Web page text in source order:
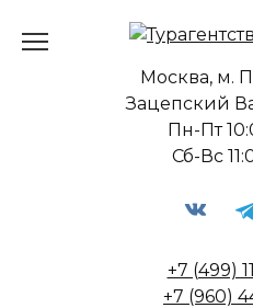
Москва, м.
Зацепский
Пн-Пт
Сб-Вс
+7 (499)
+7 (960)